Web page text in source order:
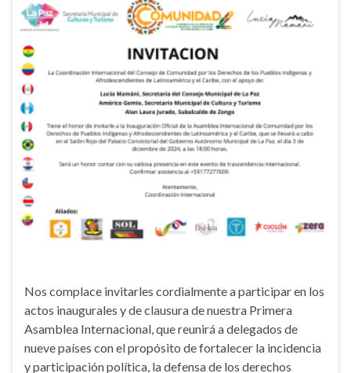
Nos complace invitarles cordialmente a participar en los
actos inaugurales y de clausura de nuestra Primera
Asamblea Internacional, que reunirá a delegados de
nueve países con el propósito de fortalecer la incidencia
y participación política, la defensa de los derechos